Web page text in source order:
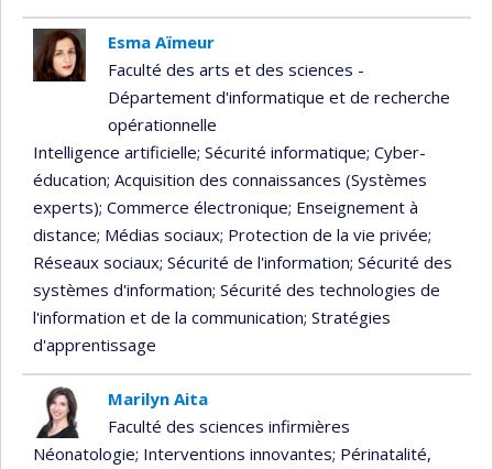
Esma Aïmeur
Faculté des arts et des sciences -
Département d'informatique et de recherche
opérationnelle
Intelligence artificielle; Sécurité informatique; Cyber-
éducation; Acquisition des connaissances (Systèmes
experts); Commerce électronique; Enseignement à
distance; Médias sociaux; Protection de la vie privée;
Réseaux sociaux; Sécurité de l'information; Sécurité des
systèmes d'information; Sécurité des technologies de
l'information et de la communication; Stratégies
d'apprentissage
Marilyn Aita
Faculté des sciences infirmières
Néonatologie; Interventions innovantes; Périnatalité,